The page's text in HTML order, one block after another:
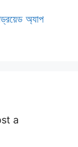
অ্যাপ
a